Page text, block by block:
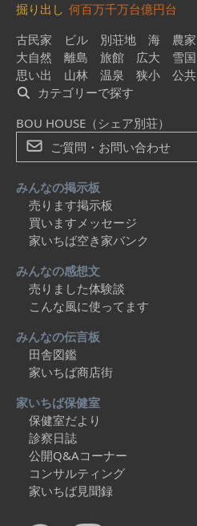
掘り出し 何百万千万台億円台
古民家
ビル 別荘地 海 農家
大自然
離島 旅館 広大 雪国
思い出
山林 温泉 狭小 公共
カテゴリーで探す
BOU HOUSE（シェア別荘）
ご質問・お問い合わせ
みんなの掲示板
売ります掲示板
買いますメッセージ
家いちば空き家バンク
みんなの感想文
売りました体験談
こんな風に使ってます
みんなの伝言板
田舎図鑑
家いちば商店街
家いちば保健室
保健室だより
診察日誌
公開Q&Aコーナー
コンサルティング
家いちば見聞録